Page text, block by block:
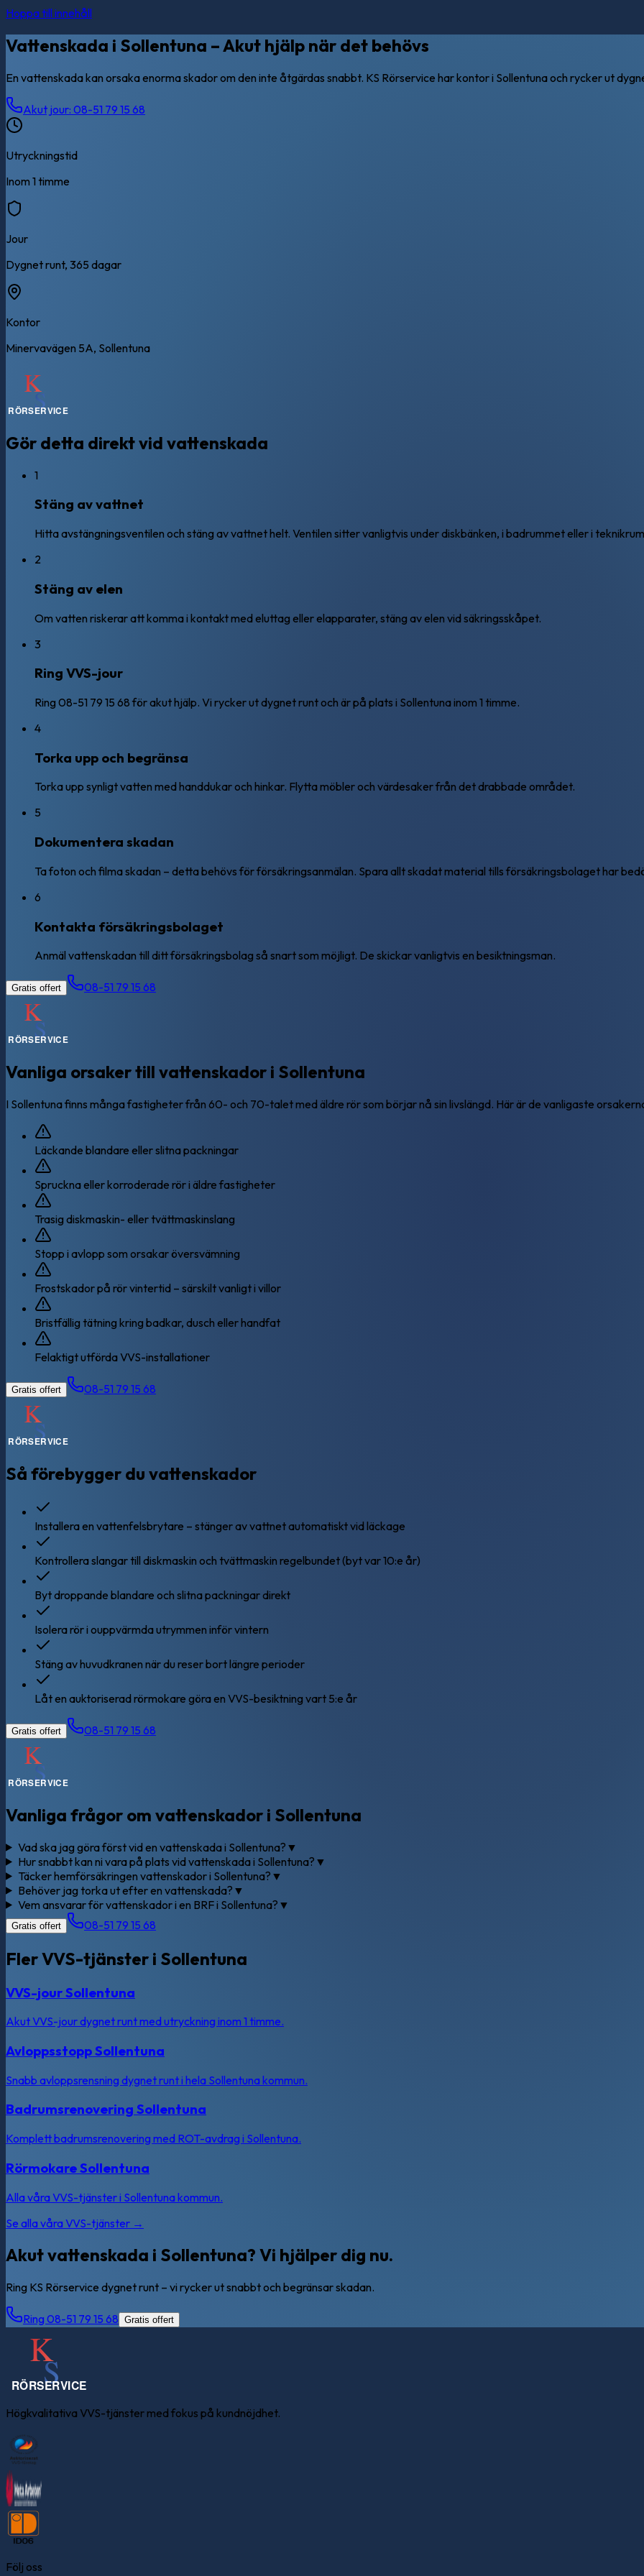
Hoppa till innehåll
Vattenskada i Sollentuna – Akut hjälp när det behövs
En vattenskada kan orsaka enorma skador om den inte åtgärdas snabbt. KS Rörservice har kontor i Sollentuna och rycker ut
Akut jour: 08-51 79 15 68
Utryckningstid
Inom 1 timme
Jour
Dygnet runt, 365 dagar
Kontor
Minervavägen 5A, Sollentuna
Gör detta direkt vid vattenskada
1
Stäng av vattnet
Hitta avstängningsventilen och stäng av vattnet helt. Ventilen sitter vanligtvis under diskbänken, i badrummet eller i
2
Stäng av elen
Om vatten riskerar att komma i kontakt med eluttag eller elapparater, stäng av elen vid säkringsskåpet.
3
Ring VVS-jour
Ring 08-51 79 15 68 för akut hjälp. Vi rycker ut dygnet runt och är på plats i Sollentuna inom 1 timme.
4
Torka upp och begränsa
Torka upp synligt vatten med handdukar och hinkar. Flytta möbler och värdesaker från det drabbade området.
5
Dokumentera skadan
Ta foton och filma skadan – detta behövs för försäkringsanmälan. Spara allt skadat material tills försäkringsbolaget har
6
Kontakta försäkringsbolaget
Anmäl vattenskadan till ditt försäkringsbolag så snart som möjligt. De skickar vanligtvis en besiktningsman.
Gratis offert 08-51 79 15 68
Vanliga orsaker till vattenskador i Sollentuna
I Sollentuna finns många fastigheter från 60- och 70-talet med äldre rör som börjar nå sin livslängd. Här är de vanligaste
Läckande blandare eller slitna packningar
Spruckna eller korroderade rör i äldre fastigheter
Trasig diskmaskin- eller tvättmaskinslang
Stopp i avlopp som orsakar översvämning
Frostskador på rör vintertid – särskilt vanligt i villor
Bristfällig tätning kring badkar, dusch eller handfat
Felaktigt utförda VVS-installationer
Gratis offert 08-51 79 15 68
Så förebygger du vattenskador
Installera en vattenfelsbrytare – stänger av vattnet automatiskt vid läckage
Kontrollera slangar till diskmaskin och tvättmaskin regelbundet (byt var 10:e år)
Byt droppande blandare och slitna packningar direkt
Isolera rör i ouppvärmda utrymmen inför vintern
Stäng av huvudkranen när du reser bort längre perioder
Låt en auktoriserad rörmokare göra en VVS-besiktning vart 5:e år
Gratis offert 08-51 79 15 68
Vanliga frågor om vattenskador i Sollentuna
Vad ska jag göra först vid en vattenskada i Sollentuna? ▼
Hur snabbt kan ni vara på plats vid vattenskada i Sollentuna? ▼
Täcker hemförsäkringen vattenskador i Sollentuna? ▼
Behöver jag torka ut efter en vattenskada? ▼
Vem ansvarar för vattenskador i en BRF i Sollentuna? ▼
Gratis offert 08-51 79 15 68
Fler VVS-tjänster i Sollentuna
VVS-jour Sollentuna
Akut VVS-jour dygnet runt med utryckning inom 1 timme.
Avloppsstopp Sollentuna
Snabb avloppsrensning dygnet runt i hela Sollentuna kommun.
Badrumsrenovering Sollentuna
Komplett badrumsrenovering med ROT-avdrag i Sollentuna.
Rörmokare Sollentuna
Alla våra VVS-tjänster i Sollentuna kommun.
Se alla våra VVS-tjänster →
Akut vattenskada i Sollentuna? Vi hjälper dig nu.
Ring KS Rörservice dygnet runt – vi rycker ut snabbt och begränsar skadan.
Ring 08-51 79 15 68 Gratis offert
Högkvalitativa VVS-tjänster med fokus på kundnöjdhet.
Följ oss